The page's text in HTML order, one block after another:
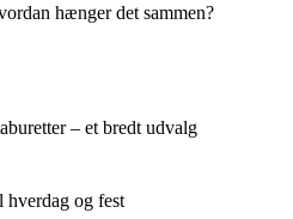
hænger det sammen?
– et bredt udvalg
og fest